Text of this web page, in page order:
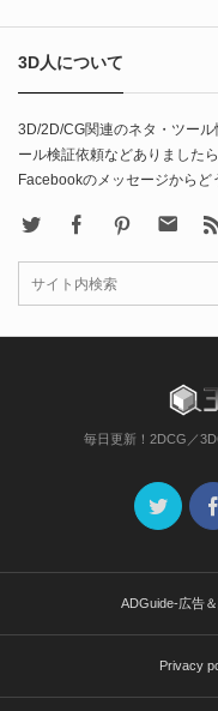
3D人について
3D/2D/CG関連のネタ・ツー
ール検証依頼などありました
Facebookのメッセージからど
FacebookPinterest
毎日更新！2DCG／
ADGuide-広告
Privacy